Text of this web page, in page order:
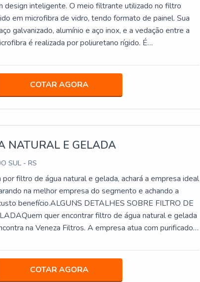
design inteligente. O meio filtrante utilizado no filtro
em microfibra de vidro, tendo formato de painel. Sua
galvanizado, alumínio e aço inox, e a vedação entre a
é realizada por poliuretano rígido. É
absoluto plano extremamente re
COTAR AGORA
NATURAL E GELADA
SUL - RS
filtro de água natural e gelada, achará a empresa ideal
na melhor empresa do segmento e achando a
benefício.ALGUNS DETALHES SOBRE FILTRO DE
quer encontrar filtro de água natural e gelada
na Veneza Filtros. A empresa atua com purificador
foco total na qualidade.Sem perder o foco em filtro de
do que visar apenas lucratividade, deve oferecer
COTAR AGORA